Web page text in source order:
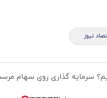
نیوز
سرمایه گذاری روی سهام